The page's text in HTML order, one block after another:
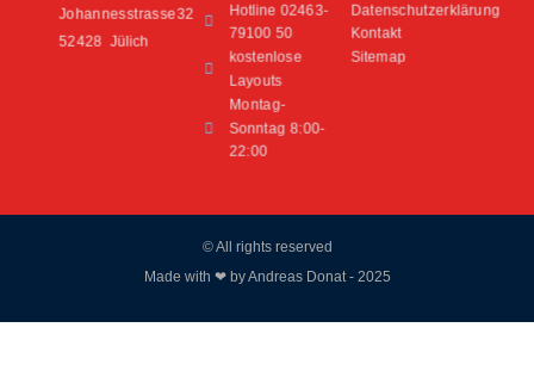
Hotline 02463-
79100 50
kostenlose
Layouts
Montag-
Sonntag 8:00-
22:00
Datenschutzerklärung
Kontakt
Sitemap
Johannesstrasse32
52428 Jülich
© All rights reserved
Made with ❤ by Andreas Donat - 2025